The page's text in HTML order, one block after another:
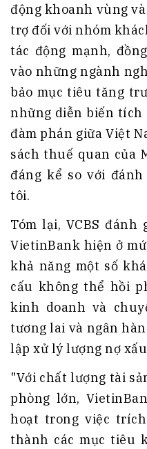
động khoanh vùng
trợ đối với nhóm
tác động mạnh,
vào những ngành
bảo mục tiêu tăng
những diễn biến
đàm phán giữa Việt
sách thuế quan của
đáng kể so với
tôi.
Tóm lại, VCBS
VietinBank hiện ở
khả năng một số
cấu không thể hồi
kinh doanh và
tương lai và ngân
lập xử lý lượng nợ
"Với chất lượng tài
phòng lớn,
hoạt trong việc
thành các mục tiêu